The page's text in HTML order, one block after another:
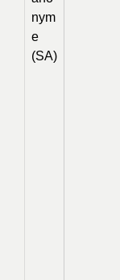
nym
e
(SA)